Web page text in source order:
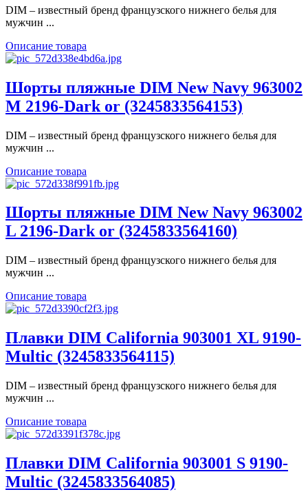
DIM – известный бренд французского нижнего белья для
мужчин ...
Описание товара
Шорты пляжные DIM New Navy 963002
M 2196-Dark or (3245833564153)
DIM – известный бренд французского нижнего белья для
мужчин ...
Описание товара
Шорты пляжные DIM New Navy 963002
L 2196-Dark or (3245833564160)
DIM – известный бренд французского нижнего белья для
мужчин ...
Описание товара
Плавки DIM California 903001 XL 9190-
Multic (3245833564115)
DIM – известный бренд французского нижнего белья для
мужчин ...
Описание товара
Плавки DIM California 903001 S 9190-
Multic (3245833564085)